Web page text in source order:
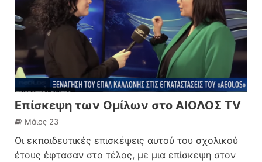
Επίσκεψη των Ομίλων στο ΑΙΟΛΟΣ TV
Μάιος 23
Οι εκπαιδευτικές επισκέψεις αυτού του σχολικού
έτους έφτασαν στο τέλος, με μια επίσκεψη στον